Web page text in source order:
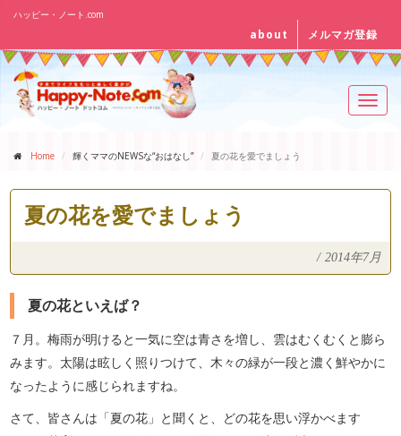
ハッピー・ノート.com
about メルマガ登録
Home 輝くママのNEWSな“おはなし” 夏の花を愛でましょう
夏の花を愛でましょう
/ 2014年7月
夏の花といえば？
７月。梅雨が明けると一気に空は青さを増し、雲はむくむくと膨ら
みます。太陽は眩しく照りつけて、木々の緑が一段と濃く鮮やかに
なったように感じられますね。
さて、皆さんは「夏の花」と聞くと、どの花を思い浮かべます